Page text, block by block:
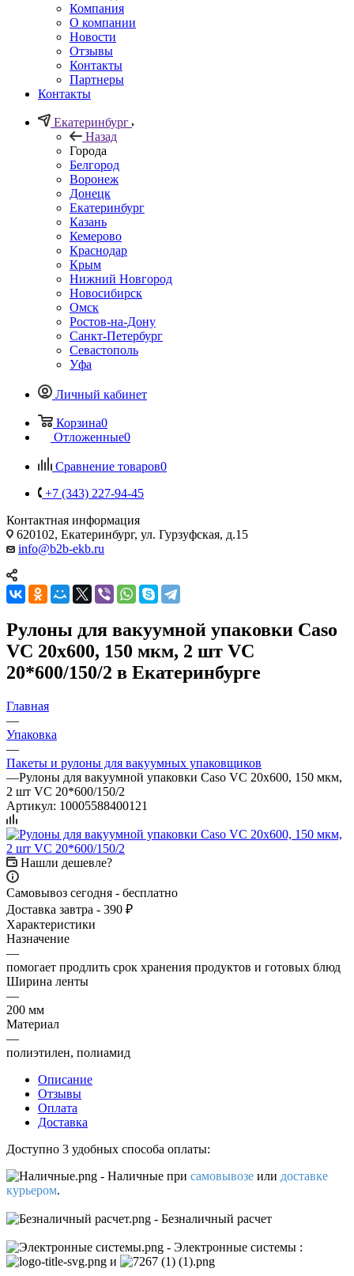
Компания
О компании
Новости
Отзывы
Контакты
Партнеры
Контакты
Екатеринбург
Назад
Города
Белгород
Воронеж
Донецк
Екатеринбург
Казань
Кемерово
Краснодар
Крым
Нижний Новгород
Новосибирск
Омск
Ростов-на-Дону
Санкт-Петербург
Севастополь
Уфа
Личный кабинет
Корзина0
Отложенные0
Сравнение товаров0
+7 (343) 227-94-45
Контактная информация
620102, Екатеринбург, ул. Гурзуфская, д.15
info@b2b-ekb.ru
Рулоны для вакуумной упаковки Caso
VC 20х600, 150 мкм, 2 шт VC
20*600/150/2 в Екатеринбурге
Главная
—
Упаковка
—
Пакеты и рулоны для вакуумных упаковщиков
—Рулоны для вакуумной упаковки Caso VC 20х600, 150 мкм,
2 шт VC 20*600/150/2
Артикул: 10005588400121
Нашли дешевле?
Самовывоз сегодня - бесплатно
Доставка завтра - 390 ₽
Характеристики
Назначение
—
помогает продлить срок хранения продуктов и готовых блюд
Ширина ленты
—
200 мм
Материал
—
полиэтилен, полиамид
Описание
Отзывы
Оплата
Доставка
Доступно 3 удобных способа оплаты:
- Наличные при самовывозе или доставке
курьером.
- Безналичный расчет
- Электронные системы :
и